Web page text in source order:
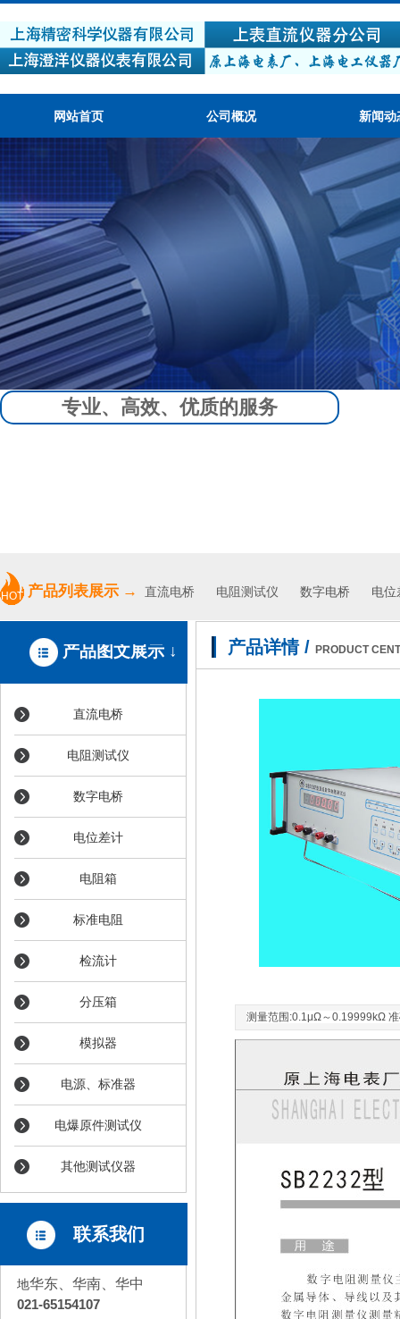
网站首页 公司概况 新闻动
产品质量可靠，性价比高
专业、高效、优质的服务
HOT 产品列表展示 → 直流电桥 电阻测试仪 数字电桥 电位
测量范围:0.1μΩ～0.19999kΩ
产品详情/ PRODUCT
产品图文展示 ↓
直流电桥
电阻测试仪
数字电桥
电位差计
电阻箱
标准电阻
检流计
分压箱
模拟器
电源、标准器
电爆原件测试仪
其他测试仪器
联系我们
地华东、华南、华中
021-65154107